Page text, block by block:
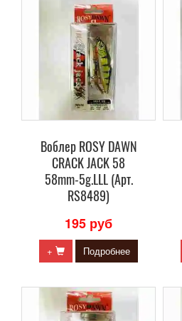
Воблер ROSY DAWN
CRACK JACK 58
58mm-5g.LLL (Арт.
RS8489)
195 руб
+ Подробнее